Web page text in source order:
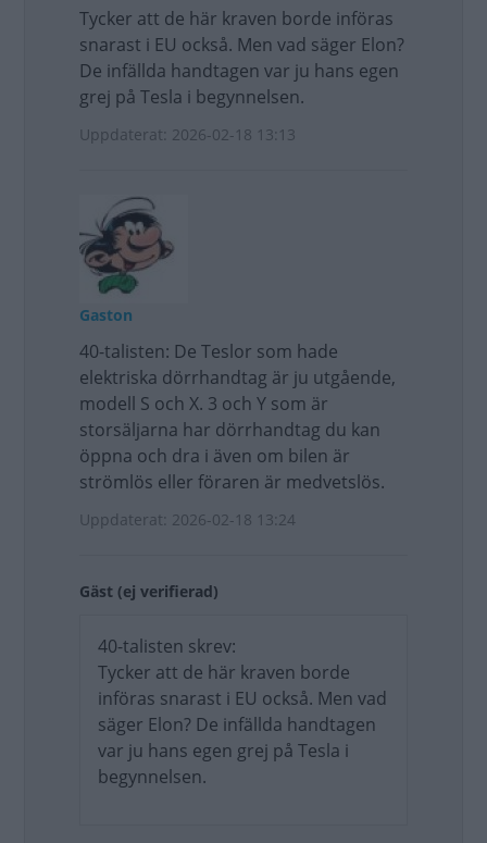
Tycker att de här kraven borde införas
snarast i EU också. Men vad säger Elon?
De infällda handtagen var ju hans egen
grej på Tesla i begynnelsen.
Uppdaterat: 2026-02-18 13:13
Gaston
40-talisten: De Teslor som hade
elektriska dörrhandtag är ju utgående,
modell S och X. 3 och Y som är
storsäljarna har dörrhandtag du kan
öppna och dra i även om bilen är
strömlös eller föraren är medvetslös.
Uppdaterat: 2026-02-18 13:24
Gäst (ej verifierad)
40-talisten skrev:
Tycker att de här kraven borde
införas snarast i EU också. Men vad
säger Elon? De infällda handtagen
var ju hans egen grej på Tesla i
begynnelsen.